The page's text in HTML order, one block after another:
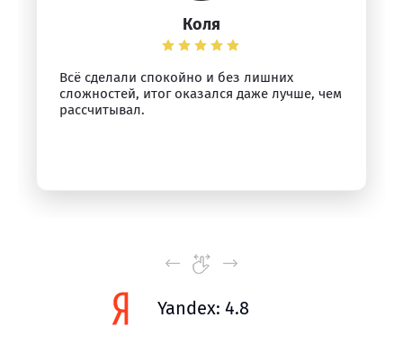
Коля
Всё сделали спокойно и без лишних
сложностей, итог оказался даже лучше, чем
рассчитывал.
Yandex: 4.8